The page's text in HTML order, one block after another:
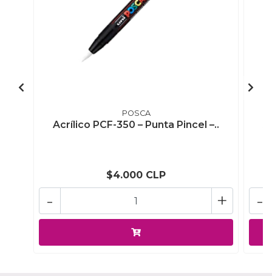
POSCA
Acrílico PCF-350 – Punta Pincel –..
$4.000 CLP
+
- -